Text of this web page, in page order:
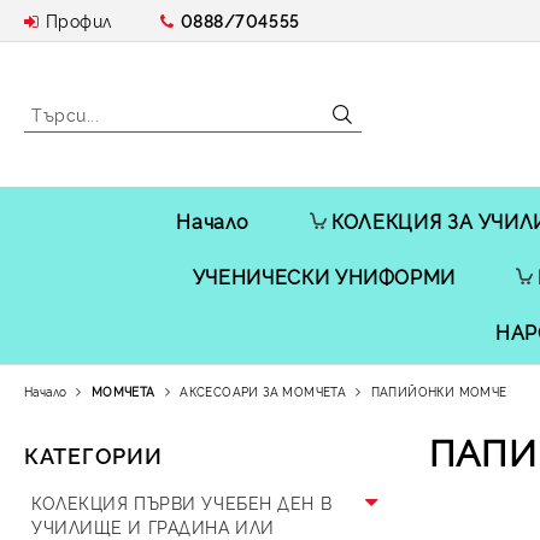
Профил 0888/704555
Начало КОЛЕКЦИЯ ЗА
УЧЕНИЧЕСКИ УНИФОРМИ
КАТЕГОРИИ
КОЛЕКЦИЯ ПЪРВИ УЧЕБЕН ДЕН В
УЧИЛИЩЕ И ГРАДИНА ИЛИ
Начало МОМЧЕТА АКСЕСОАРИ ЗА МОМЧЕТА ПАПИЙОНКИ МОМЧЕ